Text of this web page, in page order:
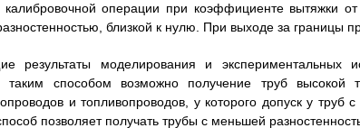
калибровочной операции при коэффициенте вытяжки
близкой к нулю. При выходе за границы
результаты моделирования и экспериментальных
таким способом возможно получение труб
и топливопроводов, у которого допуск у труб
позволяет получать трубы с меньшей